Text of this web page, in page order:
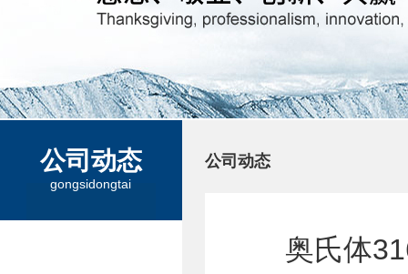
公司动态
gongsidongtai
公司动态
奥氏体